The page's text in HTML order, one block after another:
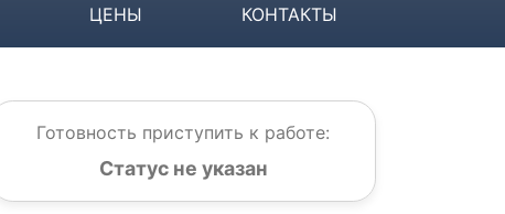
ЦЕНЫ КОНТАКТЫ
Готовность приступить к работе:
Статус не указан